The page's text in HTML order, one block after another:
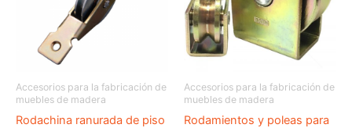
Accesorios para la fabricación de
muebles de madera
Rodachina ranurada de piso
Accesorios para la fabricación de
muebles de madera
Rodamientos y poleas para